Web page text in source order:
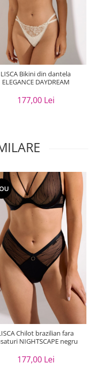
LISCA Bikini din dantela
ELEGANCE DAYDREAM
177,00 Lei
Chilot brazilian fara
NIGHTSCAPE negru
177,00 Lei